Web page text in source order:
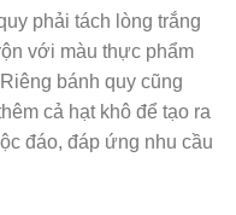
phải tách lòng trắng
với màu thực phẩm
bánh quy cũng
cả hạt khô để tạo ra
đáo, đáp ứng nhu cầu